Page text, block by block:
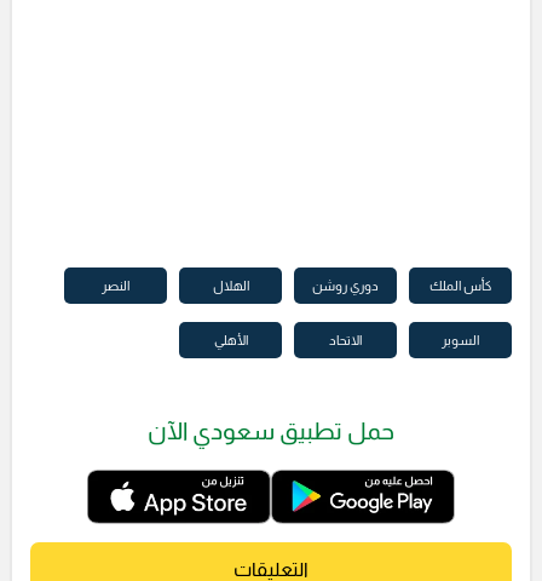
كأس الملك دوري روشن الهلال النصر
السوبر الاتحاد الأهلي
حمل تطبيق سعودي الآن
التعليقات